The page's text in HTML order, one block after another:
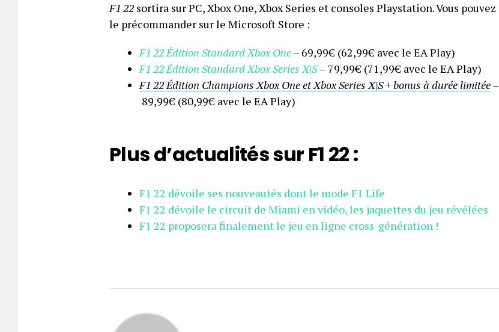
F1 22sortira sur PC, Xbox One, Xbox Series et consoles Playstation. Vous pouvez
le précommander sur le Microsoft Store :
F1 22 Édition Standard Xbox One– 69,99€ (62,99€ avec le EA Play)
F1 22 Édition Standard Xbox Series X|S– 79,99€ (71,99€ avec le EA Play)
F1 22 Édition Champions Xbox One et Xbox Series X|S + bonus à durée limitée–
89,99€ (80,99€ avec le EA Play)
Plus d’actualités sur F1 22 :
F1 22 dévoile ses nouveautés dont le mode F1 Life
F1 22 dévoile le circuit de Miami en vidéo, les jaquettes du jeu révélées
F1 22 proposera finalement le jeu en ligne cross-génération !